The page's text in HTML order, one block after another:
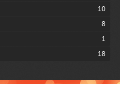
10
8
1
18